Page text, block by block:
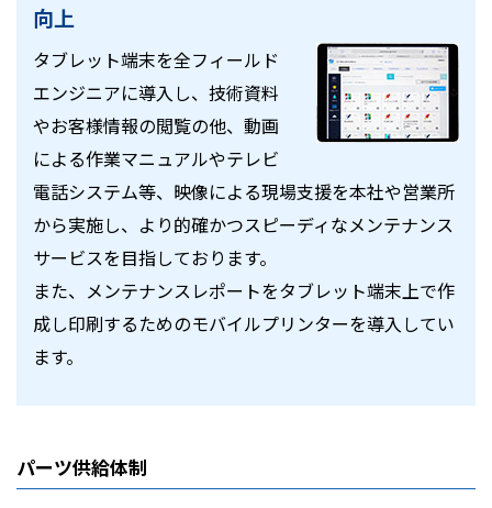
向上
タブレット端末を全フィールド
エンジニアに導入し、技術資料
やお客様情報の閲覧の他、動画
による作業マニュアルやテレビ
電話システム等、映像による現場支援を本社や営業所
から実施し、より的確かつスピーディなメンテナンス
サービスを目指しております。
また、メンテナンスレポートをタブレット端末上で作
成し印刷するためのモバイルプリンターを導入してい
ます。
パーツ供給体制